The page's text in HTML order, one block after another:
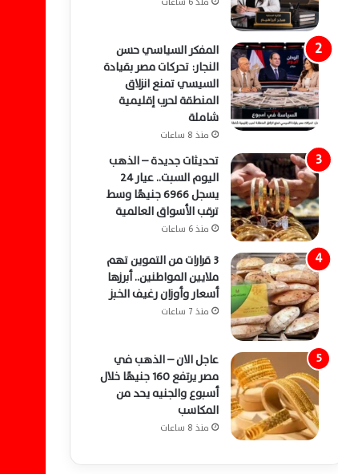
المفكر السياسي حسن
النجار: تحركات مصر بقيادة
السيسي تمنع انزلاق
المنطقة لحرب إقليمية
شاملة
منذ 8 ساعات
تحديثات جديدة – الذهب
اليوم السبت.. عيار 24
يسجل 6966 جنيهًا وسط
ترقب الأسواق العالمية
منذ 6 ساعات
3 قرارات من التموين تهم
ملايين المواطنين.. أبرزها
أسعار وأوزان رغيف الخبز
منذ 7 ساعات
عاجل الان – الذهب في
مصر يرتفع 160 جنيهًا خلال
أسبوع والجنيه يحد من
المكاسب
منذ 8 ساعات